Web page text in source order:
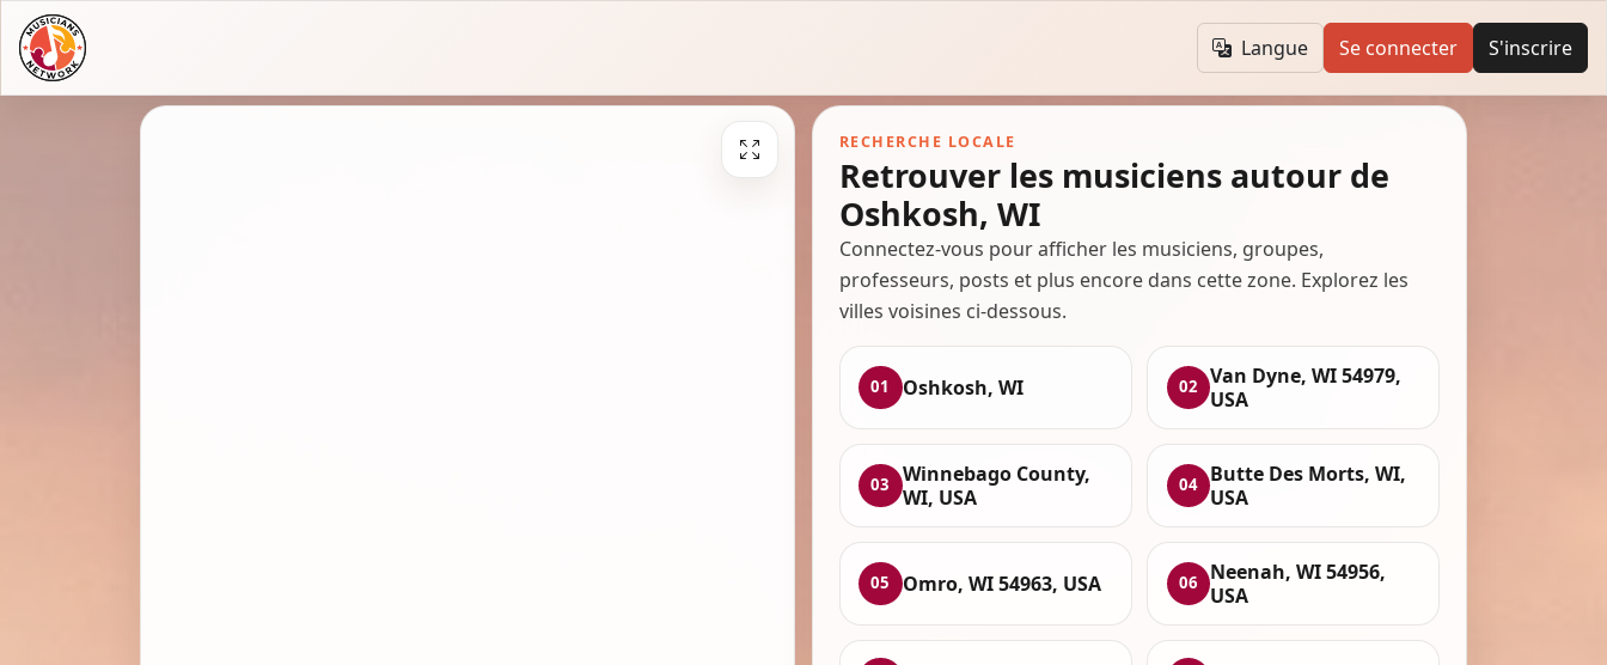
Langue Se connecter S'inscrire
RECHERCHE LOCALE
Retrouver les musiciens autour de
Oshkosh, WI
Connectez-vous pour afficher les musiciens, groupes,
professeurs, posts et plus encore dans cette zone. Explorez les
villes voisines ci-dessous.
01 Oshkosh, WI 02
Van Dyne, WI 54979,
USA
03
Winnebago County,
WI, USA
04
Butte Des Morts, WI,
USA
05 Omro, WI 54963, USA 06
Neenah, WI 54956,
USA